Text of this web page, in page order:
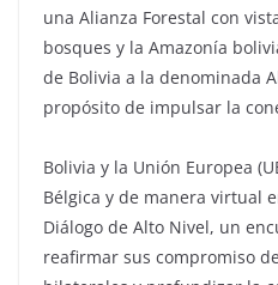
una Alianza Forestal con
bosques y la Amazonía
de Bolivia a la denominada
propósito de impulsar la
Bolivia y la Unión Europea
Bélgica y de manera virtual
Diálogo de Alto Nivel, un
reafirmar sus compromiso